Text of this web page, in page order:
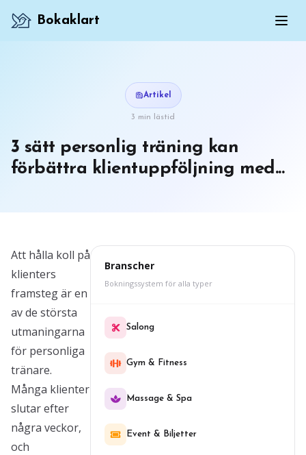
Bokaklart
Artikel
3 min lästid
3 sätt personlig träning kan
förbättra klientuppföljning med...
Att hålla koll på
klienters
framsteg är en
av de största
utmaningarna
för personliga
tränare.
Många klienter
slutar efter
några veckor,
och
Branscher
Bokningssystem för alla typer
Salong
Gym & Fitness
Massage & Spa
Event & Biljetter